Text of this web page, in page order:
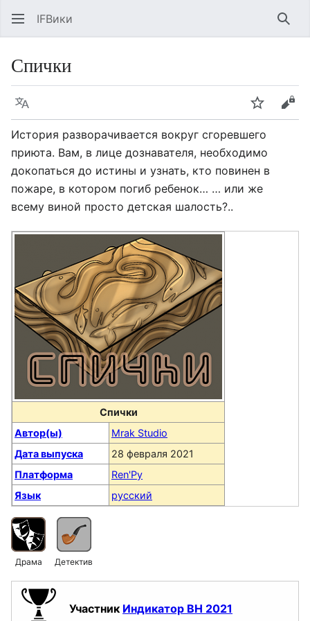
IFВики
Спички
Язык Следить
История разворачивается вокруг сгоревшего
приюта. Вам, в лице дознавателя, необходимо
докопаться до истины и узнать, кто повинен в
пожаре, в котором погиб ребенок… … или же
всему виной просто детская шалость?..
Спички
Автор(ы)
Mrak Studio
Дата выпуска
28 февраля 2021
Платформа
Ren'Py
Язык
русский
Драма Детектив
Участник Индикатор ВН 2021